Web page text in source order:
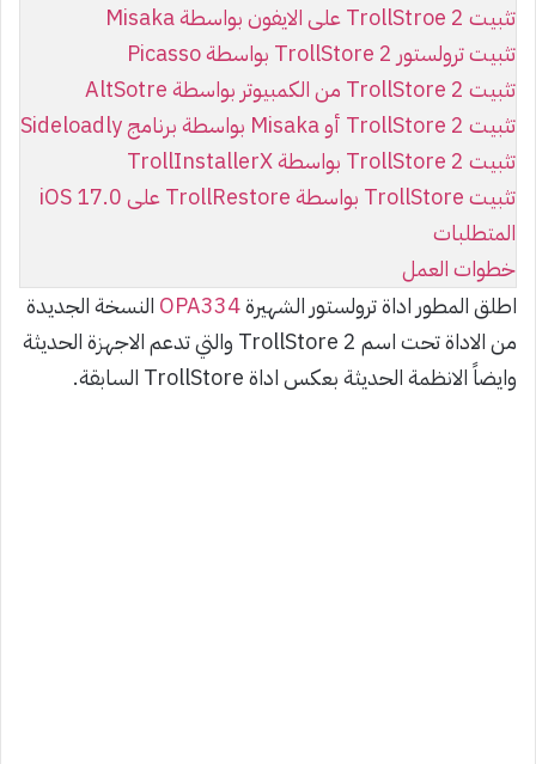
تثبيت TrollStroe 2 على الايفون بواسطة Misaka
تثبيت ترولستور TrollStore 2 بواسطة Picasso
تثبيت TrollStore 2 من الكمبيوتر بواسطة AltSotre
تثبيت TrollStore 2 أو Misaka بواسطة برنامج Sideloadly
تثبيت TrollStore 2 بواسطة TrollInstallerX
تثبيت TrollStore بواسطة TrollRestore على iOS 17.0
المتطلبات
خطوات العمل
اطلق المطور اداة ترولستور الشهيرةOPA334 النسخة الجديدة
من الاداة تحت اسم TrollStore 2 والتي تدعم الاجهزة الحديثة
وايضاً الانظمة الحديثة بعكس اداة TrollStore السابقة.